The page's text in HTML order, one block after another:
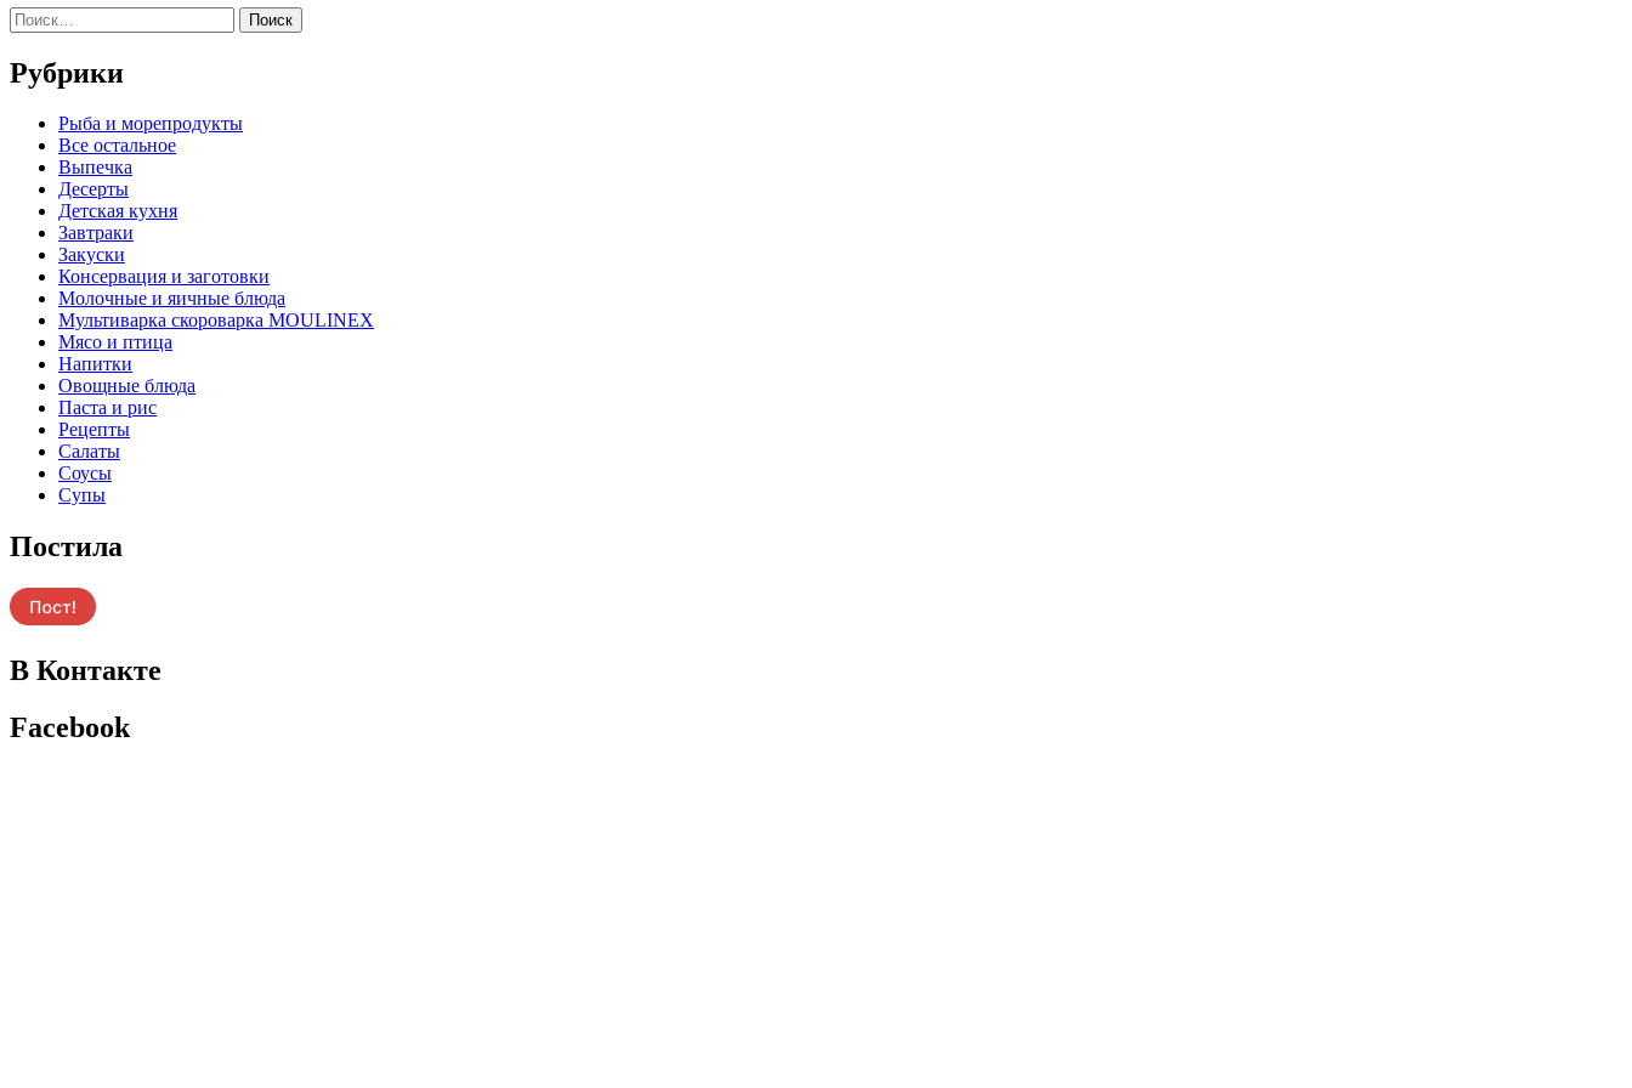
Найти:
Рубрики
Pыба и морепродукты
Все остальное
Выпечка
Десерты
Детская кухня
Завтраки
Закуски
Консервация и заготовки
Молочные и яичные блюда
Мультиварка скороварка MOULINEX
Мясо и птица
Напитки
Овощные блюда
Паста и рис
Рецепты
Салаты
Соусы
Супы
Постила
В Контакте
Facebook